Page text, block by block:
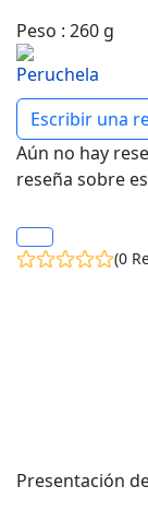
Peso : 260 g
Escribir una
Aún no hay
reseña sobre
(0
Presentación